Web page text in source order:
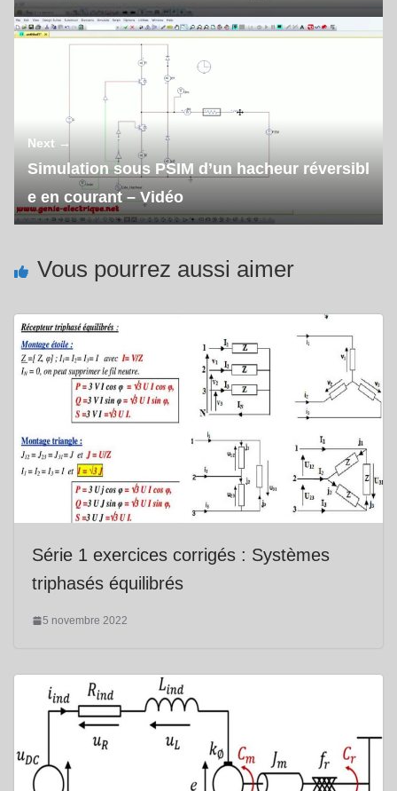
Next →
Simulation sous PSIM d’un hacheur réversibl
e en courant – Vidéo
Vous pourrez aussi aimer
Série 1 exercices corrigés : Systèmes
triphasés équilibrés
5 novembre 2022